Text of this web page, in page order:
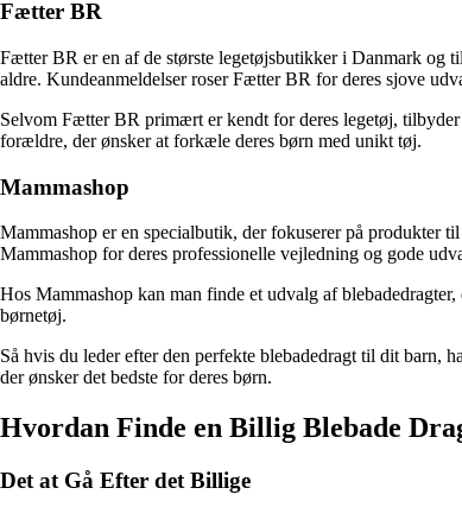
Fætter BR
Fætter BR er en af de største legetøjsbutikker i Danmark og
aldre. Kundeanmeldelser roser Fætter BR for deres sjove
Selvom Fætter BR primært er kendt for deres legetøj,
forældre, der ønsker at forkæle deres børn med unikt tøj.
Mammashop
Mammashop er en specialbutik, der fokuserer på produkter
Mammashop for deres professionelle vejledning og gode
Hos Mammashop kan man finde et udvalg af
børnetøj.
Så hvis du leder efter den perfekte blebadedragt til dit barn,
der ønsker det bedste for deres børn.
Hvordan Finde en Billig Blebade
Det at Gå Efter det Billige